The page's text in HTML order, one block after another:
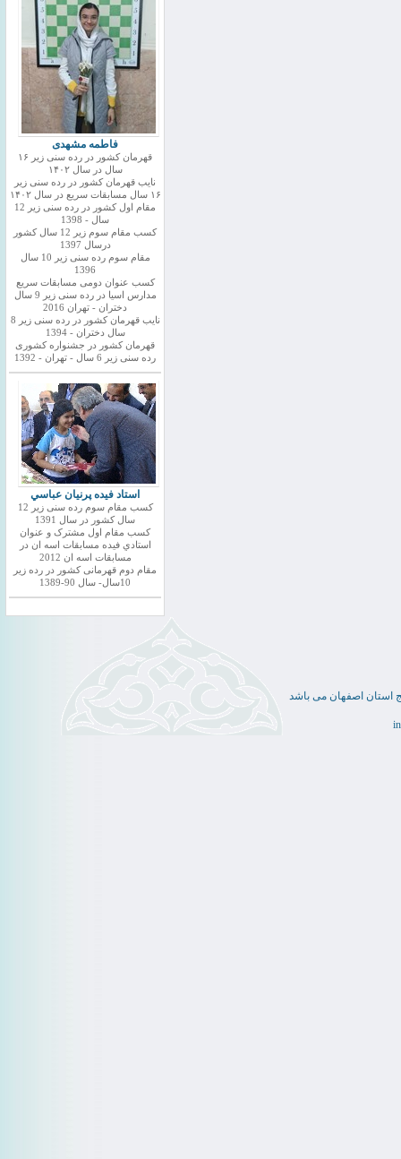
فاطمه مشهدی
قهرمان کشور در رده سنی زیر ۱۶
سال در سال ۱۴۰۲
نایب قهرمان کشور در رده سنی زیر
۱۶ سال مسابقات سریع در سال ۱۴۰۲
مقام اول کشور در رده سنی زیر 12
سال - 1398
کسب مقام سوم زیر 12 سال کشور
درسال 1397
مقام سوم رده سنی زیر 10 سال
1396
کسب عنوان دومی مسابقات سریع
مدارس اسیا در رده سنی زیر 9 سال
دختران - تهران 2016
نایب قهرمان کشور در رده سنی زیر 8
سال دختران - 1394
قهرمان کشور در جشنواره کشوری
رده سنی زیر 6 سال - تهران - 1392
استاد فيده پرنيان عباسي
کسب مقام سوم رده سنی زیر 12
سال کشور در سال 1391
کسب مقام اول مشترک و عنوان
استادي فيده مسابقات اسه ان در
مسابقات اسه ان 2012
مقام دوم قهرمانی کشور در رده زیر
10سال- سال 90-1389
استان اصفهان می باشد